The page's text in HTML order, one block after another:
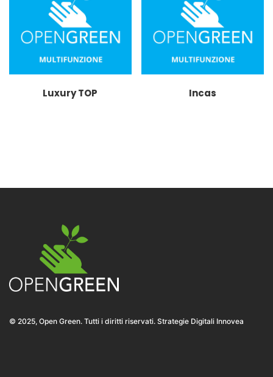
Luxury TOP Incas
© 2025, Open Green. Tutti i diritti riservati. Strategie Digitali Innovea